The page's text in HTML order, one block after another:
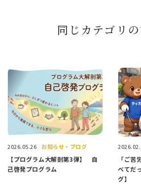
同じカテゴリ
2026.05.26 お知らせ・ブログ
【プログラム大解剖第3弾】 自
己啓発プログラム
「ご苦
べてだ
グ】